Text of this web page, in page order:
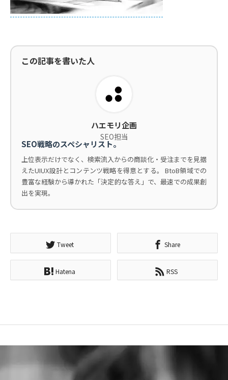
この記事を書いた人
ハエモリ企画
SEO担当
SEO戦略のスペシャリスト。
上位表示だけでなく、検索流入からの商談化・受注までを見据
えたUIUX設計とコンテンツ戦略を得意とする。 BtoB領域での
豊富な経験から導かれた「決定的な答え」で、最速での成果創
出を実現。
Tweet Share
Hatena RSS